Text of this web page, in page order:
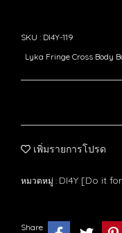
SKU : DI4Y-119
Lyka Fringe Cross Body
เพิ่มรายการโปรด
หมวดหมู่ : DI4Y [Do it
Share